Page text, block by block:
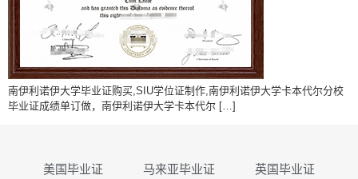
南伊利诺伊大学毕业证购买,SIU学位证制作,南伊利诺伊大学卡本代尔分校
毕业证成绩单订做，南伊利诺伊大学卡本代尔 […]
美国毕业证 马来亚毕业证
英国毕业证